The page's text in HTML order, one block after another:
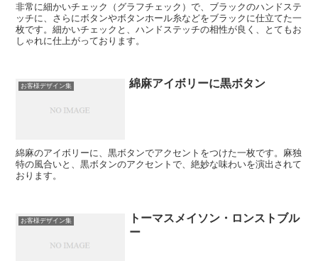
非常に細かいチェック（グラフチェック）で、ブラックのハンドステ
ッチに、さらにボタンやボタンホール糸などをブラックに仕立てた一
枚です。細かいチェックと、ハンドステッチの相性が良く、とてもお
しゃれに仕上がっております。
お客様デザイン集 綿麻アイボリーに黒ボタン
綿麻のアイボリーに、黒ボタンでアクセントをつけた一枚です。麻独
特の風合いと、黒ボタンのアクセントで、絶妙な味わいを演出されて
おります。
お客様デザイン集
トーマスメイソン・ロンストブル
ー